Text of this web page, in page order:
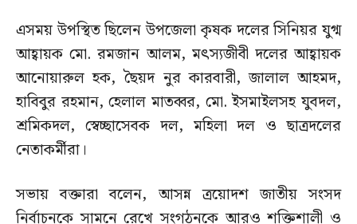
এসময় উপস্থিত ছিলেন উপজেলা কৃষক দলের সিনিয়র যুগ্ম
আহ্বায়ক মো. রমজান আলম, মৎস্যজীবী দলের আহ্বায়ক
আনোয়ারুল হক, ছৈয়দ নুর কারবারী, জালাল আহমদ,
হাবিবুর রহমান, হেলাল মাতব্বর, মো. ইসমাইলসহ যুবদল,
শ্রমিকদল, স্বেচ্ছাসেবক দল, মহিলা দল ও ছাত্রদলের
নেতাকর্মীরা।
সভায় বক্তারা বলেন, আসন্ন ত্রয়োদশ জাতীয় সংসদ
নির্বাচনকে সামনে রেখে সংগঠনকে আরও শক্তিশালী ও